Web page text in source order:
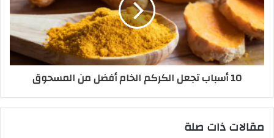
10 أسباب تجعل الكركم الخام أفضل من المسحوق
مقالات ذات صلة